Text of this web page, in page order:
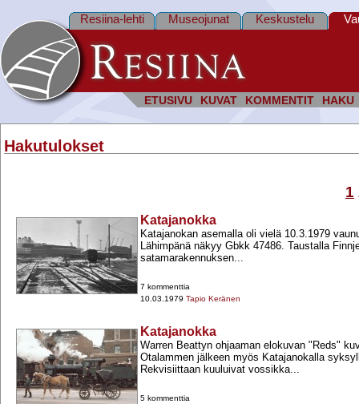
ETUSIVU KUVAT KOMMENTIT HAKU
Resiina-lehti Museojunat Keskustelu
Hakutulokset
1
Katajanokka
Katajanokan asemalla oli vielä 10.3.1979
Lähimpänä näkyy Gbkk 47486. Taustalla
satamarakennuksen...
7 kommenttia
10.03.1979 Tapio Keränen
Katajanokka
Warren Beattyn ohjaaman elokuvan "Reds"
Otalammen jälkeen myös Katajanokalla
Rekvisiittaan kuuluivat vossikka...
5 kommenttia